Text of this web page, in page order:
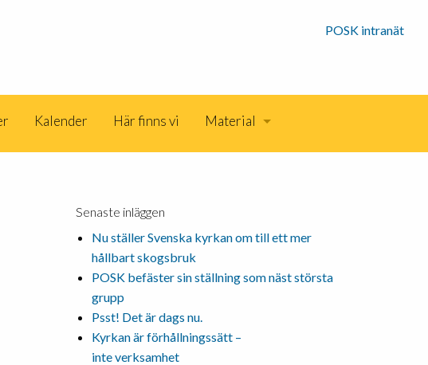
POSK intranät
Kalender Här finns vi Material
Senaste inläggen
Nu ställer Svenska kyrkan om till ett mer
hållbart skogsbruk
POSK befäster sin ställning som näst största
grupp
Psst! Det är dags nu.
Kyrkan är förhållningssätt –
inte verksamhet